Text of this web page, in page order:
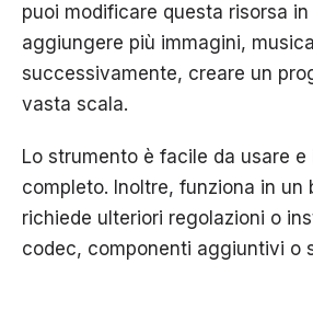
puoi modificare questa risorsa in
aggiungere più immagini,
successivamente, creare un
vasta scala.
Lo strumento è facile da usare
completo. Inoltre, funziona in un
richiede ulteriori regolazioni o
codec, componenti aggiuntivi o